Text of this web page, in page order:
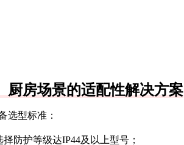
厨房场景的适配性解决方案
选型标准：
择防护等级达IP44及以上型号；